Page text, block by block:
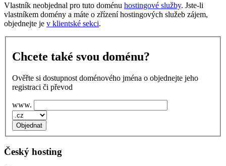
Vlastník neobjednal pro tuto doménu hostingové služby. Jste-li
vlastníkem domény a máte o zřízení hostingových služeb zájem,
objednejte je v klientské sekci.
Chcete také svou doménu?
Ověřte si dostupnost doménového jména o objednejte jeho
registraci či převod
www.
Český hosting